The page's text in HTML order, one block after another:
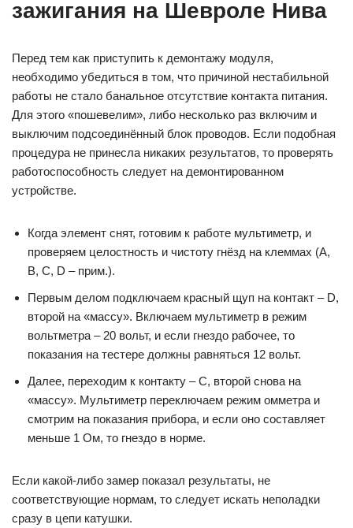
зажигания на Шевроле Нива
Перед тем как приступить к демонтажу модуля,
необходимо убедиться в том, что причиной нестабильной
работы не стало банальное отсутствие контакта питания.
Для этого «пошевелим», либо несколько раз включим и
выключим подсоединённый блок проводов. Если подобная
процедура не принесла никаких результатов, то проверять
работоспособность следует на демонтированном
устройстве.
Когда элемент снят, готовим к работе мультиметр, и
проверяем целостность и чистоту гнёзд на клеммах (A,
B, C, D – прим.).
Первым делом подключаем красный щуп на контакт – D,
второй на «массу». Включаем мультиметр в режим
вольтметра – 20 вольт, и если гнездо рабочее, то
показания на тестере должны равняться 12 вольт.
Далее, переходим к контакту – C, второй снова на
«массу». Мультиметр переключаем режим омметра и
смотрим на показания прибора, и если оно составляет
меньше 1 Ом, то гнездо в норме.
Если какой-либо замер показал результаты, не
соответствующие нормам, то следует искать неполадки
сразу в цепи катушки.